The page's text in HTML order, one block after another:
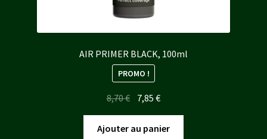
AIR PRIMER BLACK, 100ml
PROMO !
8,70€ Le
initial
7,85€Le
actuel
Ajouter au panier